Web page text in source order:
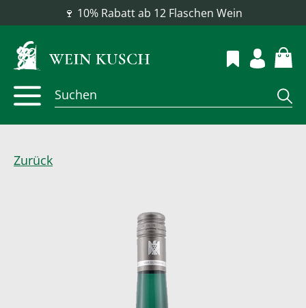
📦 Versandkostenfrei ab 100 €
Zurück